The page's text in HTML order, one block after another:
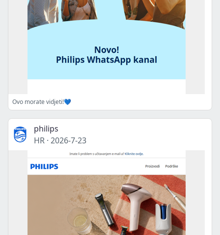
Ovo morate vidjeti!💙
philips
HR · 2026-7-23